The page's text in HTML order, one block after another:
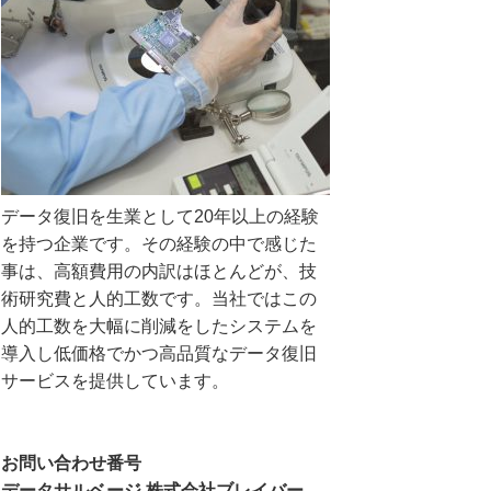
データ復旧を生業として20年以上の経験
を持つ企業です。その経験の中で感じた
事は、高額費用の内訳はほとんどが、技
術研究費と人的工数です。当社ではこの
人的工数を大幅に削減をしたシステムを
導入し低価格でかつ高品質なデータ復旧
サービスを提供しています。
お問い合わせ番号